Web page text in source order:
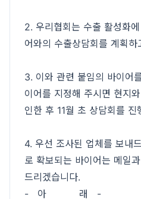
2. 우리협회는 수출 활성화
어와의 수출상담회를 계획하
3. 이와 관련 붙임의 바이어
이어를 지정해 주시면 현지
인한 후 11월 초 상담회를 진
4. 우선 조사된 업체를 보내
로 확보되는 바이어는 메일
드리겠습니다.
- 아 래 -